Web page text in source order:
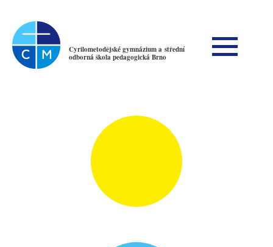
Cyrilometodějské gymnázium a střední
odborná škola pedagogická Brno